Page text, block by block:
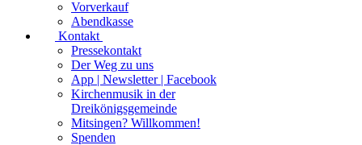
Vorverkauf
Abendkasse
Kontakt
Pressekontakt
Der Weg zu uns
App | Newsletter | Facebook
Kirchenmusik in der
Dreikönigsgemeinde
Mitsingen? Willkommen!
Spenden